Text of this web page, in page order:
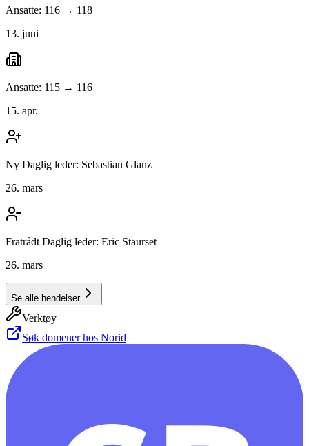
Ansatte: 116 → 118
13. juni
Ansatte: 115 → 116
15. apr.
Ny Daglig leder: Sebastian Glanz
26. mars
Fratrådt Daglig leder: Eric Staurset
26. mars
Se alle hendelser
Verktøy
Søk domener hos Norid